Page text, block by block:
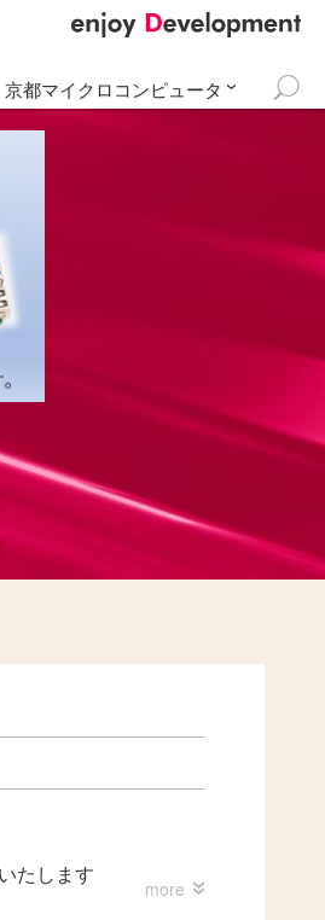
京都マイクロコンピュータ
たします